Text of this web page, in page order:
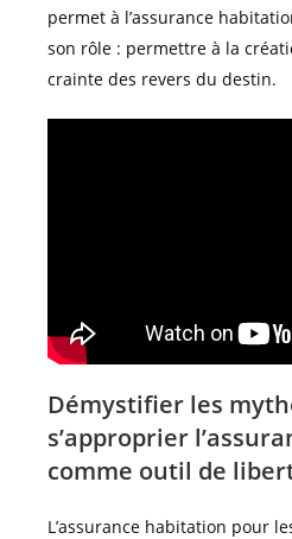
permet à l’assurance
son rôle : permettre à la
crainte des revers du destin.
Démystifier les
s’approprier
comme outil de
L’assurance habitation pour